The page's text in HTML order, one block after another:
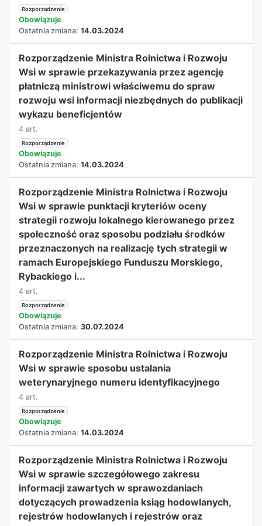
Rozporządzenie
Obowiązuje
Ostatnia zmiana: 14.03.2024
Rozporządzenie Ministra Rolnictwa i Rozwoju
Wsi w sprawie przekazywania przez agencję
płatniczą ministrowi właściwemu do spraw
rozwoju wsi informacji niezbędnych do publikacji
wykazu beneficjentów
4 art.
Rozporządzenie
Obowiązuje
Ostatnia zmiana: 14.03.2024
Rozporządzenie Ministra Rolnictwa i Rozwoju
Wsi w sprawie punktacji kryteriów oceny
strategii rozwoju lokalnego kierowanego przez
społeczność oraz sposobu podziału środków
przeznaczonych na realizację tych strategii w
ramach Europejskiego Funduszu Morskiego,
Rybackiego i...
4 art.
Rozporządzenie
Obowiązuje
Ostatnia zmiana: 30.07.2024
Rozporządzenie Ministra Rolnictwa i Rozwoju
Wsi w sprawie sposobu ustalania
weterynaryjnego numeru identyfikacyjnego
4 art.
Rozporządzenie
Obowiązuje
Ostatnia zmiana: 14.03.2024
Rozporządzenie Ministra Rolnictwa i Rozwoju
Wsi w sprawie szczegółowego zakresu
informacji zawartych w sprawozdaniach
dotyczących prowadzenia ksiąg hodowlanych,
rejestrów hodowlanych i rejestrów oraz